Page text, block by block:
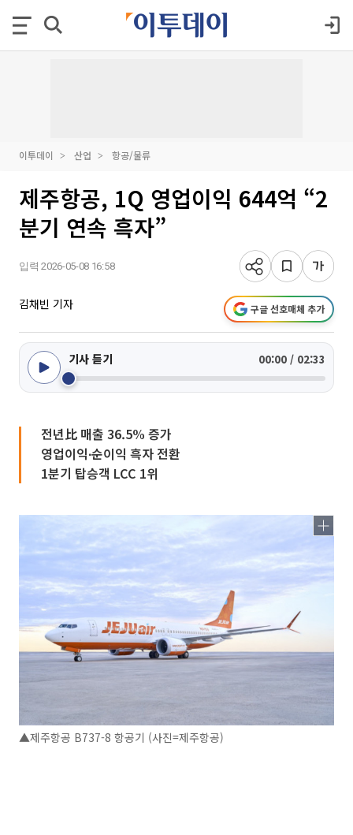
이투데이 산업 항공/물류
제주항공, 1Q 영업이익 644억 “2
분기 연속 흑자”
입력 2026-05-08 16:58
김채빈 기자 구글 선호매체 추가
기사 듣기 00:00 / 02:33
전년比 매출 36.5% 증가
영업이익∙순이익 흑자 전환
1분기 탑승객 LCC 1위
▲제주항공 B737-8 항공기 (사진=제주항공)